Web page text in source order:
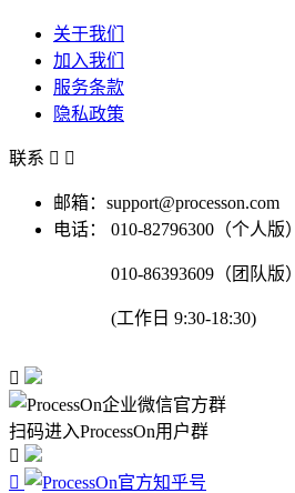
关于我们
加入我们
服务条款
隐私政策
联系  
邮箱：support@processon.com
电话：
010-82796300（个人版）
010-86393609（团队版）
(工作日 9:30-18:30)

扫码进入ProcessOn用户群

